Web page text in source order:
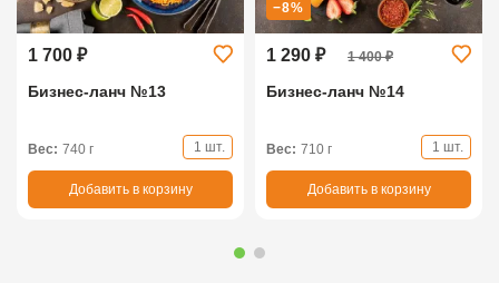
1 700 ₽
Бизнес-ланч №13
Вес: 740 г 1 шт.
Добавить в корзину
−8%
1 290 ₽ 1 400 ₽
Бизнес-ланч №14
Вес: 710 г 1 шт.
Добавить в корзину